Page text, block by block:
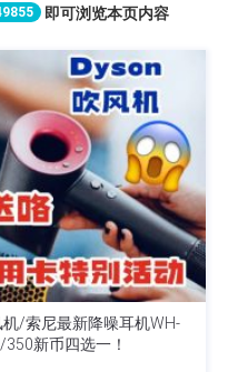
即可浏览本页内容
/索尼最新降噪耳机WH-
新币四选一！